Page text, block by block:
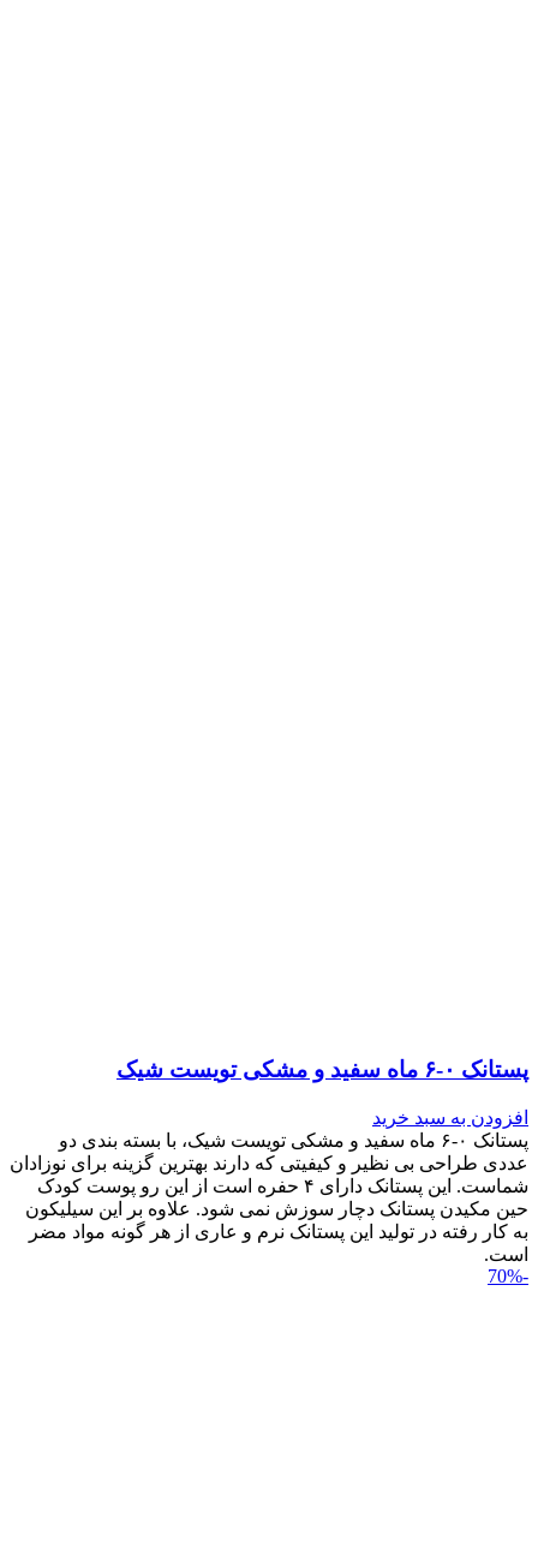
پستانک ۰-۶ ماه سفید و مشکی تویست شیک
افزودن به سبد خرید
پستانک ۰-۶ ماه سفید و مشکی تویست شیک، با بسته بندی دو
عددی طراحی بی نظیر و کیفیتی که دارند بهترین گزینه برای نوزادان
شماست. این پستانک دارای ۴ حفره است از این رو پوست کودک
حین مکیدن پستانک دچار سوزش نمی شود. علاوه بر این سیلیکون
به کار رفته در تولید این پستانک نرم و عاری از هر گونه مواد مضر
است.
-70%